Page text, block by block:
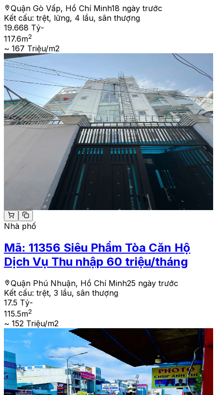
Quận Gò Vấp, Hồ Chí Minh18 ngày trước
Kết cấu: trệt, lửng, 4 lầu, sân thượng
19.668 Tỷ-
117.6m2
~ 167 Triệu/m2
Nhà phố
Mã: 11356 Siêu Phẩm Tòa Căn Hộ
Dịch Vụ Thu nhập 60 triệu/tháng
Quận Phú Nhuận, Hồ Chí Minh25 ngày trước
Kết cấu: trệt, 3 lầu, sân thượng
17.5 Tỷ-
115.5m2
~ 152 Triệu/m2